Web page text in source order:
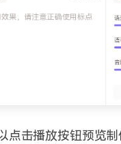
点击播放按钮预览